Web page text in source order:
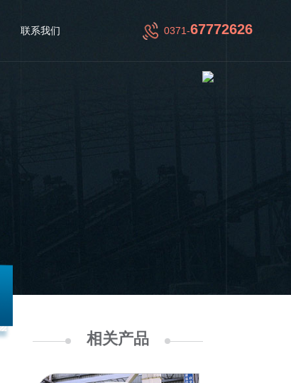
联系我们 0371-67772626
相关产品